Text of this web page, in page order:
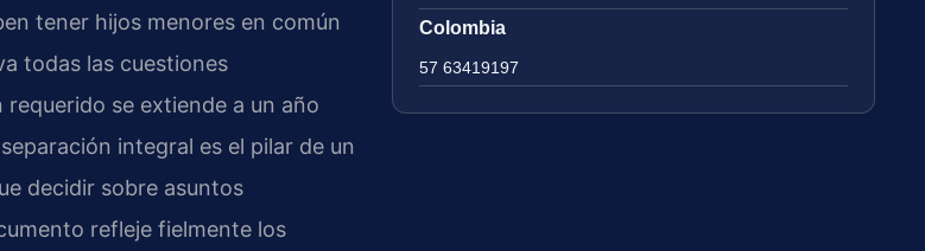
tener hijos menores en común
todas las cuestiones
se extiende a un año
integral es el pilar de un
decidir sobre asuntos
refleje fielmente los
Colombia
57 63419197